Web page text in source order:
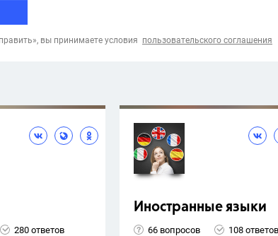
вы принимаете условия пользовательского соглашения
280 ответов
Иностранные языки
66 вопросов 108 ответов